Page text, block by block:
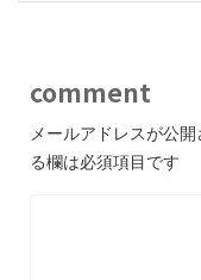
comment
メールアドレスが公
る欄は必須項目です